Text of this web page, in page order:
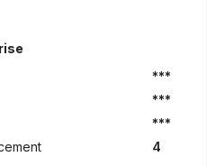
***
***
***
4